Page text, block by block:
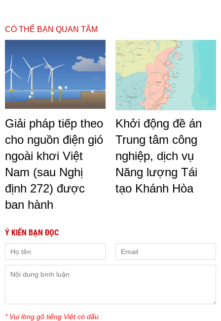
CÓ THỂ BẠN QUAN TÂM
Giải pháp tiếp theo
cho nguồn điện gió
ngoài khơi Việt
Nam (sau Nghị
định 272) được
ban hành
Khởi động đề án
Trung tâm công
nghiệp, dịch vụ
Năng lượng Tái
tạo Khánh Hòa
Ý KIẾN BẠN ĐỌC
* Vui lòng gõ tiếng Việt có dấu